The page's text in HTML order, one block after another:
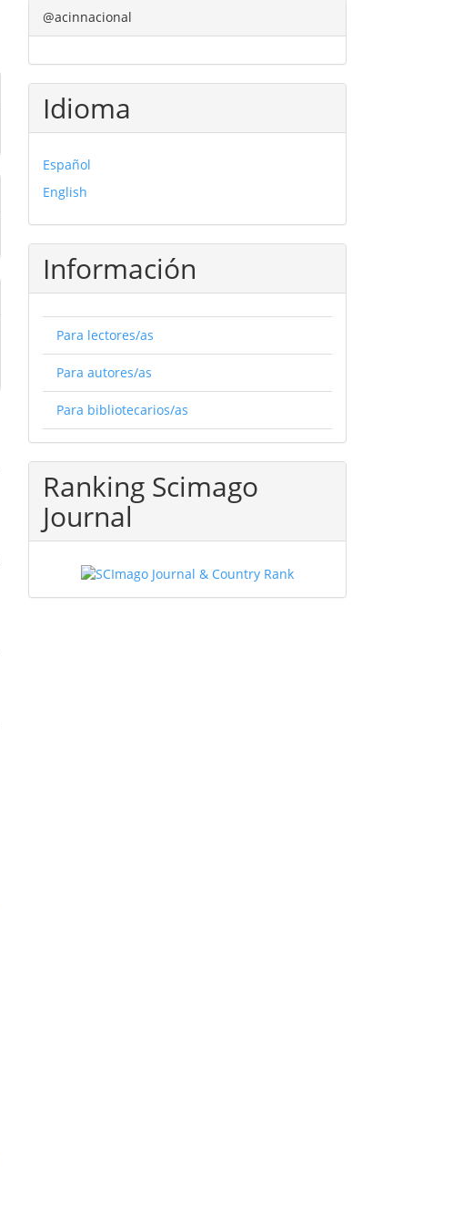
@acinnacional
Idioma
Español
English
Información
Para lectores/as
Para autores/as
Para bibliotecarios/as
Ranking Scimago
Journal